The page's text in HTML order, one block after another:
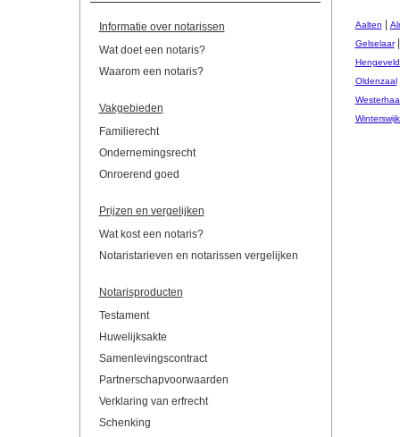
Informatie over notarissen
Wat doet een notaris?
Waarom een notaris?
Vakgebieden
Familierecht
Ondernemingsrecht
Onroerend goed
Prijzen en vergelijken
Wat kost een notaris?
Notaristarieven en notarissen vergelijken
Notarisproducten
Testament
Huwelijksakte
Samenlevingscontract
Partnerschapvoorwaarden
Verklaring van erfrecht
Schenking
Aalten
Gelselaar
Oldenzaal